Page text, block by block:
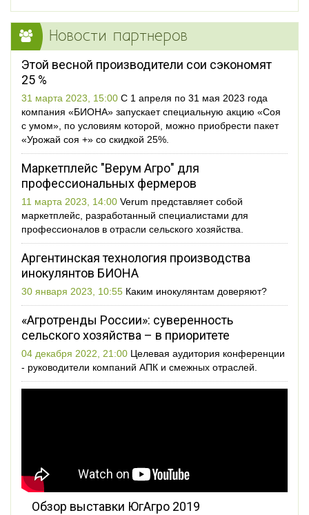
Новости партнеров
Этой весной производители сои сэкономят
25 %
31 марта 2023, 15:00 С 1 апреля по 31 мая 2023 года
компания «БИОНА» запускает специальную акцию «Соя
с умом», по условиям которой, можно приобрести пакет
«Урожай соя +» со скидкой 25%.
Маркетплейс "Верум Агро" для
профессиональных фермеров
11 марта 2023, 14:00 Verum представляет собой
маркетплейс, разработанный специалистами для
профессионалов в отрасли сельского хозяйства.
Аргентинская технология производства
инокулянтов БИОНА
30 января 2023, 10:55 Каким инокулянтам доверяют?
«Агротренды России»: суверенность
сельского хозяйства – в приоритете
04 декабря 2022, 21:00 Целевая аудитория конференции
- руководители компаний АПК и смежных отраслей.
Обзор выставки ЮгАгро 2019